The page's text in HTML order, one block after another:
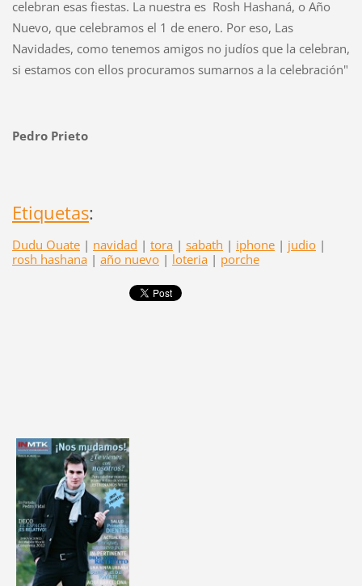
celebran esas fiestas. La nuestra es Rosh Hashaná, o Año
Nuevo, que celebramos el 1 de enero. Por eso, Las
Navidades, como tenemos amigos no judíos que la celebran,
si estamos con ellos procuramos sumarnos a la celebración"
Pedro Prieto
Etiquetas:
Dudu Ouate | navidad | tora | sabath | iphone | judio |
rosh hashana | año nuevo | loteria | porche